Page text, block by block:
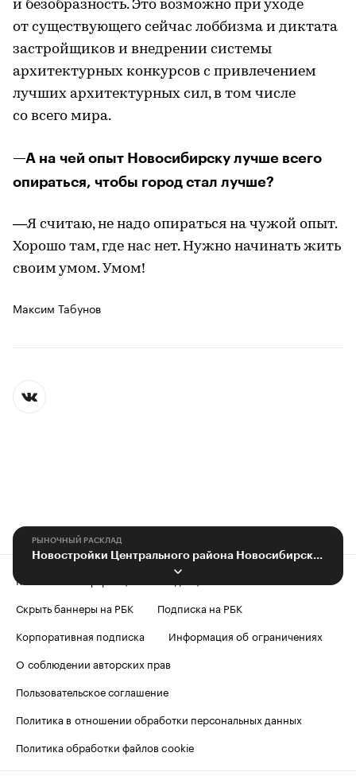
и безобразность. Это возможно при уходе
от существующего сейчас лоббизма и диктата
застройщиков и внедрении системы
архитектурных конкурсов с привлечением
лучших архитектурных сил, в том числе
со всего мира.
—А на чей опыт Новосибирску лучше всего
опираться, чтобы город стал лучше?
—Я считаю, не надо опираться на чужой опыт.
Хорошо там, где нас нет. Нужно начинать жить
своим умом. Умом!
Максим Табунов
РЫНОЧНЫЙ РАСКЛАД
Контактная информация
Редакция
Скрыть баннеры на РБК
Подписка на РБК
Корпоративная подписка
Информация об ограничениях
О соблюдении авторских прав
Пользовательское соглашение
Политика в отношении обработки персональных данных
Политика обработки файлов cookie